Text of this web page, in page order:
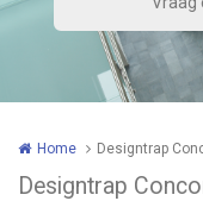
Home Designtrap
Designtrap